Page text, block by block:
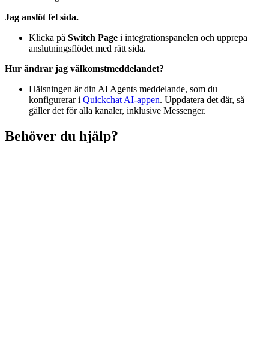
Jag anslöt fel sida.
Klicka på Switch Page i integrationspanelen och upprepa
anslutningsflödet med rätt sida.
Hur ändrar jag välkomstmeddelandet?
Hälsningen är din AI Agents meddelande, som du
konfigurerar i Quickchat AI-appen. Uppdatera det där, så
gäller det för alla kanaler, inklusive Messenger.
Behöver du hjälp?